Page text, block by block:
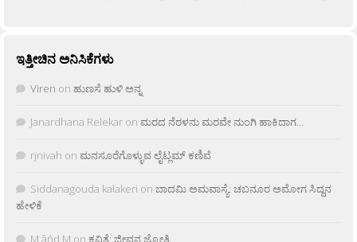
ಇತ್ತೀಚಿನ ಅನಿಸಿಕೆಗಳು
Viren on ಹುಣಸೆ ಹುಳಿ ಅನ್ನ
Janardhana Relekar on ಮರದ ನೆರಳನು ಮರವೇ ನುಂಗಿ ಹಾಕಿದಾಗ…
rjnivah on ಮನಸೂರೆಗೊಳ್ಳುವ ಲೈಟ್ಲಮ್ ಕಣಿವೆ
Siddanagouda kalakeri on ಬಾದಮಿ ಅಮವಾಸ್ಯೆ: ಚಬನೂರ ಅಮೋಗ ಸಿದ್ದನ
ಹೇಳಿಕೆ
M âñd M on ಕವಿತೆ: ಜೀವನ ಜ್ಯೋತಿ